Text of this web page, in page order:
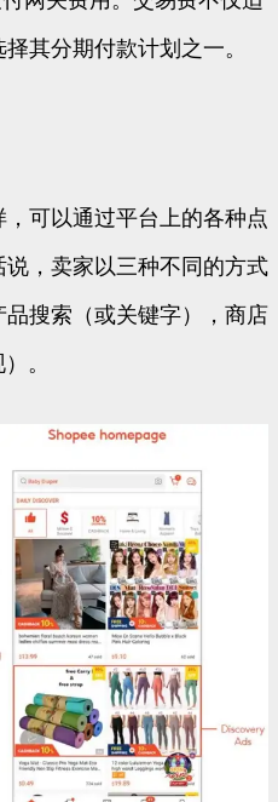
其分期付款计划之一。
，可以通过平台上的各种点
，卖家以三种不同的方式
搜索（或关键字），商店
。